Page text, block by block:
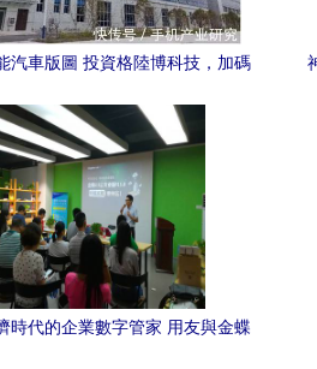
汽車版圖 投資格陸博科技，加碼
時代的企業數字管家 用友與金蝶